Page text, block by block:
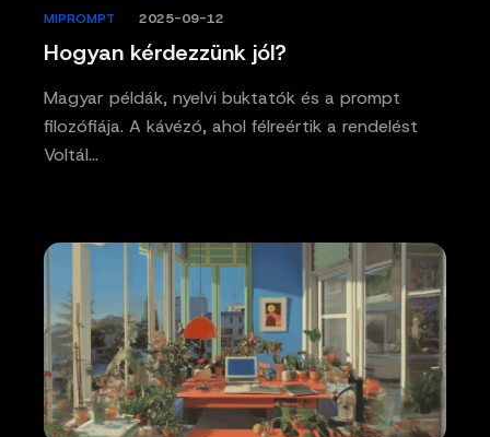
Hogyan kérdezzünk jól?
MIPROMPT 2025-09-12
Magyar példák, nyelvi buktatók és a prompt
filozófiája. A kávézó, ahol félreértik a rendelést
Voltál…